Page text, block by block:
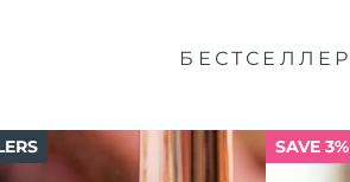
БЕСТСЕЛЛЕР
SAVE 3%